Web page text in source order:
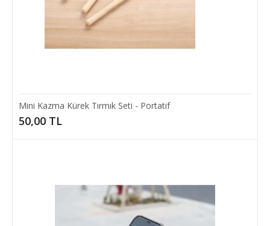
Kedi Oyun Tüneli 125 cm
Ürün ÖzellikleriKedilerin eğlenerek vakit geçirebileceği, naylon
malzemeden yapılmış, açılması ve ka..
Mini Kazma Kürek Tırmık Seti - Portatif
50,00 TL